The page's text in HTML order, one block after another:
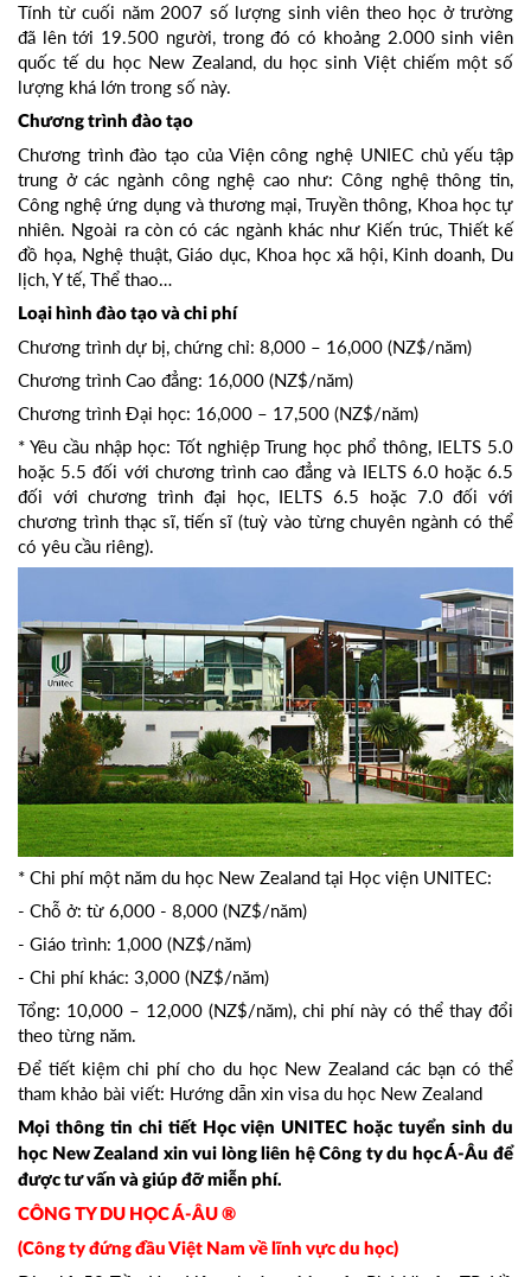
Tính từ cuối năm 2007 số lượng sinh viên theo học ở trường
đã lên tới 19.500 người, trong đó có khoảng 2.000 sinh viên
quốc tế du học New Zealand, du học sinh Việt chiếm một số
lượng khá lớn trong số này.
Chương trình đào tạo
Chương trình đào tạo của Viện công nghệ UNIEC chủ yếu tập
trung ở các ngành công nghệ cao như: Công nghệ thông tin,
Công nghệ ứng dụng và thương mại, Truyền thông, Khoa học tự
nhiên. Ngoài ra còn có các ngành khác như Kiến trúc, Thiết kế
đồ họa, Nghệ thuật, Giáo dục, Khoa học xã hội, Kinh doanh, Du
lịch, Y tế, Thể thao…
Loại hình đào tạo và chi phí
Chương trình dự bị, chứng chỉ: 8,000 – 16,000 (NZ$/năm)
Chương trình Cao đẳng: 16,000 (NZ$/năm)
Chương trình Đại học: 16,000 – 17,500 (NZ$/năm)
* Yêu cầu nhập học: Tốt nghiệp Trung học phổ thông, IELTS 5.0
hoặc 5.5 đối với chương trình cao đẳng và IELTS 6.0 hoặc 6.5
đối với chương trình đại học, IELTS 6.5 hoặc 7.0 đối với
chương trình thạc sĩ, tiến sĩ (tuỳ vào từng chuyên ngành có thể
có yêu cầu riêng).
* Chi phí một năm du học New Zealand tại Học viện UNITEC:
- Chỗ ở: từ 6,000 - 8,000 (NZ$/năm)
- Giáo trình: 1,000 (NZ$/năm)
- Chi phí khác: 3,000 (NZ$/năm)
Tổng: 10,000 – 12,000 (NZ$/năm), chi phí này có thể thay đổi
theo từng năm.
Để tiết kiệm chi phí cho du học New Zealand các bạn có thể
tham khảo bài viết: Hướng dẫn xin visa du học New Zealand
Mọi thông tin chi tiết Học viện UNITEC hoặc tuyển sinh du
học New Zealand xin vui lòng liên hệ Công ty du học Á-Âu để
được tư vấn và giúp đỡ miễn phí.
CÔNG TY DU HỌC Á-ÂU ®
(Công ty đứng đầu Việt Nam về lĩnh vực du học)